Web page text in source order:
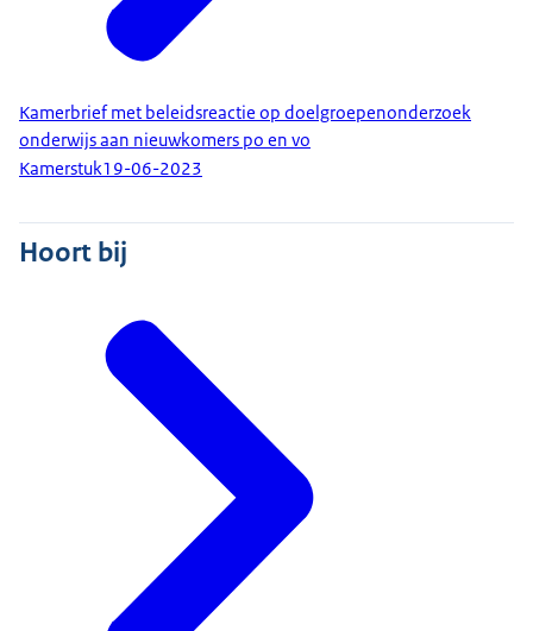
Kamerbrief met beleidsreactie op doelgroepenonderzoek
onderwijs aan nieuwkomers po en vo
Kamerstuk19-06-2023
Hoort bij